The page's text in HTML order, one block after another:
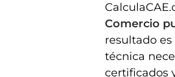
Comercio
resultado
técnica
certificados